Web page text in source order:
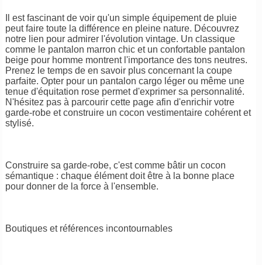
Il est fascinant de voir qu'un simple équipement de pluie
peut faire toute la différence en pleine nature. Découvrez
notre lien pour admirer l'évolution vintage. Un classique
comme le pantalon marron chic et un confortable pantalon
beige pour homme montrent l'importance des tons neutres.
Prenez le temps de en savoir plus concernant la coupe
parfaite. Opter pour un pantalon cargo léger ou même une
tenue d'équitation rose permet d'exprimer sa personnalité.
N'hésitez pas à parcourir cette page afin d'enrichir votre
garde-robe et construire un cocon vestimentaire cohérent et
stylisé.
Construire sa garde-robe, c'est comme bâtir un cocon
sémantique : chaque élément doit être à la bonne place
pour donner de la force à l'ensemble.
Boutiques et références incontournables